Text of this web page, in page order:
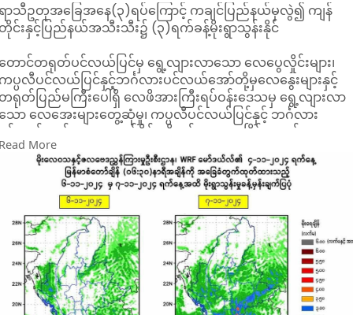
ာသီဥတုအခြေအနေ(၃)ရပ်ကြောင့် ကချင်ပြည်နယ်မှလွဲ၍ ကျန်
င်းနှင့်ပြည်နယ်အသီးသီး၌ (၃)ရက်ခန့်မိုးရွာသွန်းနိုင်
ောင်တရုတ်ပင်လယ်ပြင်မှ ရွေ့လျားလာသော လေပွေလှိုင်းများ၊
ပ္ပလီပင်လယ်ပြင်နှင့်ဘင်္ဂလားပင်လယ်အော်တို့မှလေနွေးများနှင့်
ရုတ်ပြည်မကြီးပေါ်ရှိ လေဖိအားကြီးရပ်ဝန်းဒေသမှ ရွေ့လျားလာ
ော လေအေးများတွေ့ဆုံမှု၊ ကပ္ပလီပင်လယ်ပြင်နှင့် ဘင်္ဂလား
င်လယ်အော်အရှေ့တောင်ပိုင်းတို့တွင် လေထုမငြိမ်မသက်မှုများ
ြစ်ပေါ်လာနိုင်ခြင်းတို့ဖြစ်ပေါ်လာနိုင်သည်ဟု မိုးဇလမှ ယနေ့
ဝင်ဘာ ၄ ရက်ည ၆ နာရီက အထူးမိုးလေဝသသတင်းအဖြစ်
သိပေးခဲ့သည်။
ဆိုပါ ရာသီဥတုအခြေအနေ(၃)ရပ်ကြောင့် လာမည့် နိုဝင်ဘာ ၆
က်မှ ၈ ရက်အတွင်း ရန်ကုန်တိုင်း၊ နေပြည်တော်၊ မကွေးတိုင်း၊
ခူးတိုင်း၊ ဧရာဝတီတိုင်း၊ ရှမ်းပြည်နယ်၊ ရခိုင်ပြည်နယ်၊
ယားပြည်နယ်၊ ကရင်ပြည်နယ်နှင့် မွန်ပြည်နယ်တို့တွင် နေရာစိပ်စိ
နေရာအနှံ့အပြား မိုးသည်းထန်စွာရွာသွန်းနိုင်ကြောင်း မိုးဇလက
သိပေးခဲ့သည်။
More